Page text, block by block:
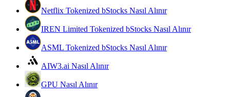
Netflix Tokenized bStocks Nasıl Alınır
IREN Limited Tokenized bStocks Nasıl Alınır
ASML Tokenized bStocks Nasıl Alınır
AIW3.ai Nasıl Alınır
GPU Nasıl Alınır